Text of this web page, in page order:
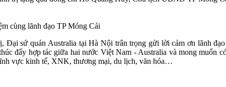
cùng lãnh đạo TP Móng Cái
Đại sứ quán Australia tại Hà Nội trân trọng gửi lời cảm ơn lãnh
đẩy hợp tác giữa hai nước Việt Nam - Australia và mong muốn
vực kinh tế, XNK, thương mại, du lịch, văn hóa…